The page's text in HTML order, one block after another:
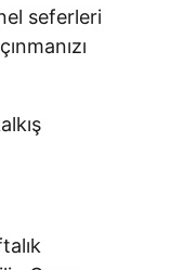
seferleri